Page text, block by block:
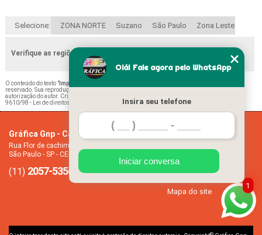
Selecione: ZONA NORTE Suzano São Paulo Zona Leste
Verifique as regiões que atendemos
O conteúdo do texto "Impressão Ficha Remissiva Escolar Jd da Conquista
reservado. Sua reprodução, parcial ou total, mesmo citando nossos links, é proibida sem a
autorização do autor. Crime de violação de direito autoral – artigo 184 do Código Penal –
9610/98 - Lei de direitos autorais
Gráfica Gnp - Cartão de visita
Rua Flor de cachimbo, 274 - Jardim Santana
São Paulo - SP - CEP: 08050-040
(11) 2057-5356 (11)94612-2445
Missão
Mapa do site
1
Olá! Fale agora pelo WhatsApp
Insira seu telefone
Iniciar conversa